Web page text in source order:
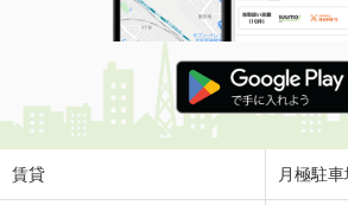
富山県高岡市三女子
価 格
4.80万円
住 所
富山県高岡市三女
専有面積
賃貸 月極駐